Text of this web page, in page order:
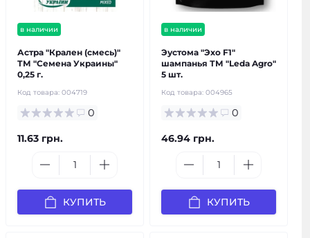
в наличии
Астра "Крален (смесь)"
ТМ "Семена Украины"
0,25 г.
Код товара: 004719
0
11.63 грн.
КУПИТЬ
в наличии
Эустома "Эхо F1"
шампанья ТМ "Leda Agro"
5 шт.
Код товара: 004965
0
46.94 грн.
КУПИТЬ